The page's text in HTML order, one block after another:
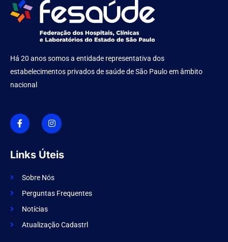
Há 20 anos somos a entidade representativa dos
estabelecimentos privados de saúde de São Paulo em âmbito
nacional
I
c
o
n
f
a
e
o
k
I
n
s
t
g
r
m
Links Úteis
Sobre Nós
Perguntas Frequentes
Notícias
Atualização Cadastrl